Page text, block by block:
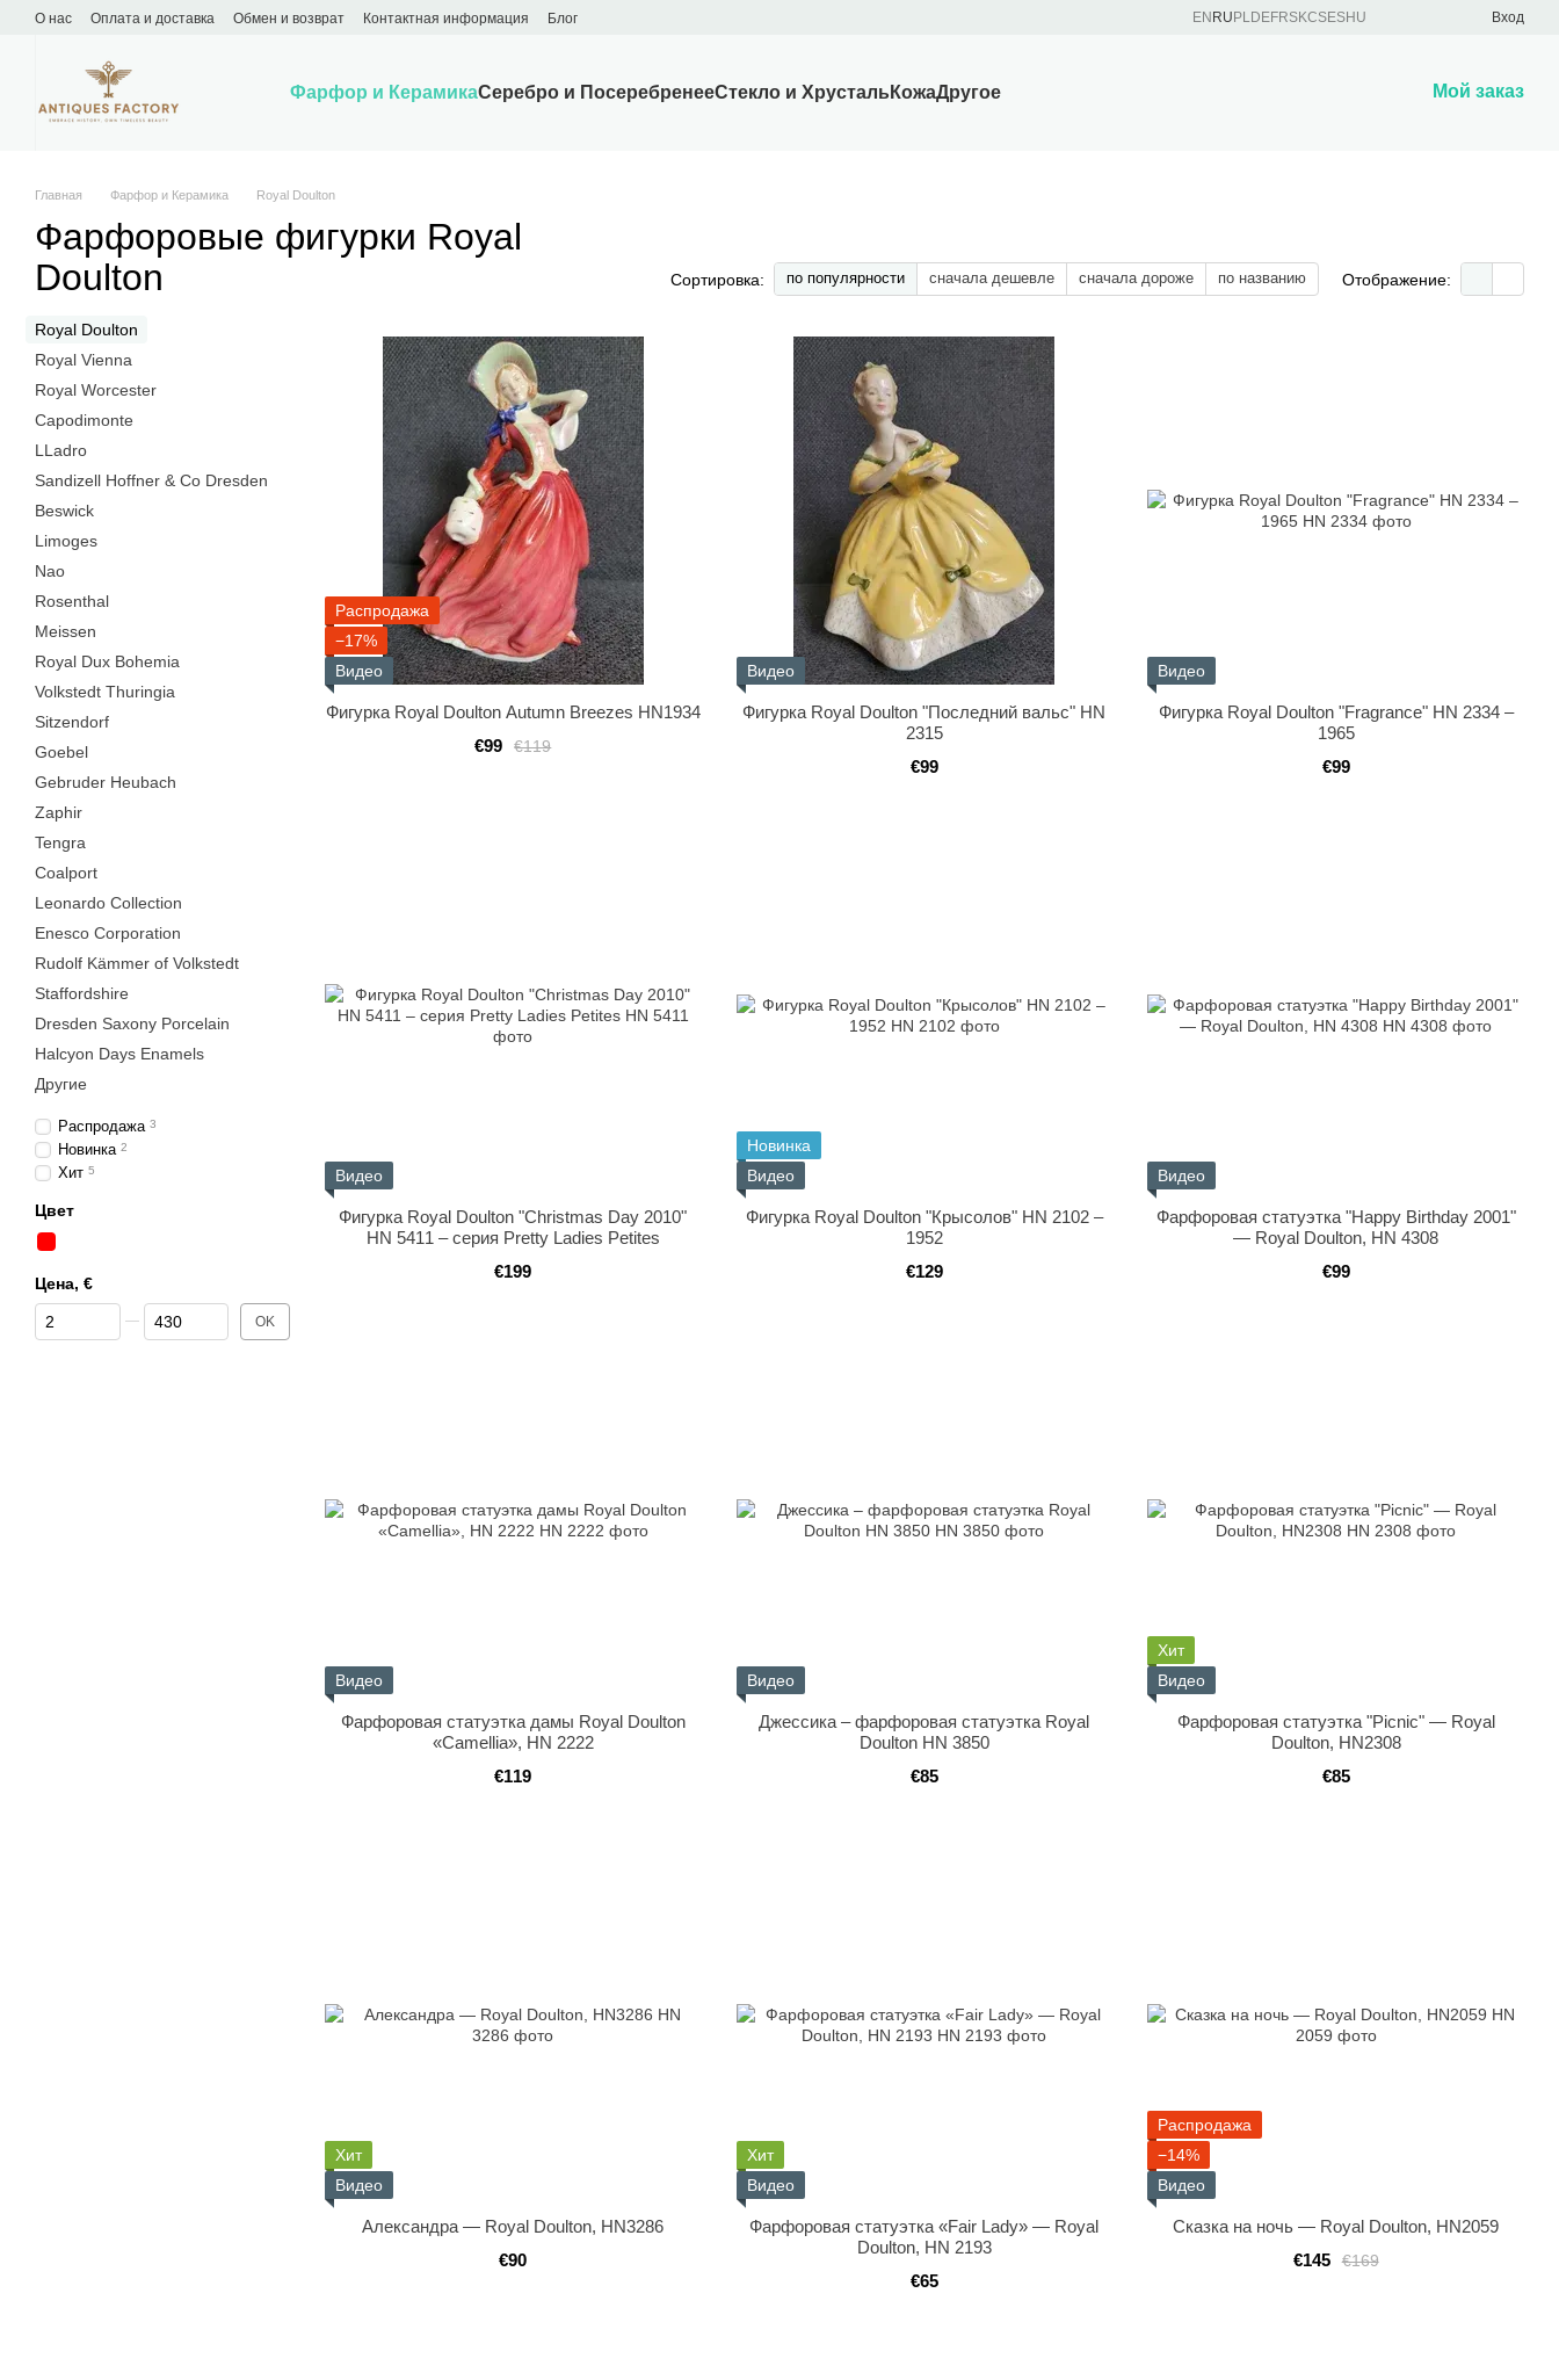
Перейти к основному контенту
О нас Оплата и доставка Обмен и возврат Контактная информация Блог EN RU PLDEFRSKCSESHU Вход
Фарфор и КерамикаСеребро и ПосеребренееСтекло и ХрустальКожаДругое Мой заказ
Главная Фарфор и Керамика Royal Doulton
Фарфоровые фигурки Royal
Doulton
Сортировка: по популярности сначала дешевле сначала дороже по названию Отображение:
Распродажа
−17%
Видео
Фигурка Royal Doulton Autumn Breezes HN1934
€119
€99
Видео
Фигурка Royal Doulton "Последний вальс" HN
2315
€99
Видео
Фигурка Royal Doulton "Fragrance" HN 2334 –
1965
€99
Видео
Фигурка Royal Doulton "Christmas Day 2010"
HN 5411 – серия Pretty Ladies Petites
€199
Новинка
Видео
Фигурка Royal Doulton "Крысолов" HN 2102 –
1952
€129
Видео
Фарфоровая статуэтка "Happy Birthday 2001"
— Royal Doulton, HN 4308
€99
Видео
Фарфоровая статуэтка дамы Royal Doulton
«Camellia», HN 2222
€119
Видео
Джессика – фарфоровая статуэтка Royal
Doulton HN 3850
€85
Хит
Видео
Фарфоровая статуэтка "Picnic" — Royal
Doulton, HN2308
€85
Хит
Видео
Александра — Royal Doulton, HN3286
€90
Хит
Видео
Фарфоровая статуэтка «Fair Lady» — Royal
Doulton, HN 2193
€65
Распродажа
−14%
Видео
Сказка на ночь — Royal Doulton, HN2059
€169
€145
Royal Doulton
Royal Vienna
Royal Worcester
Capodimonte
LLadro
Sandizell Hoffner & Co Dresden
Beswick
Limoges
Nao
Rosenthal
Meissen
Royal Dux Bohemia
Volkstedt Thuringia
Sitzendorf
Goebel
Gebruder Heubach
Zaphir
Tengra
Coalport
Leonardo Collection
Enesco Corporation
Rudolf Kämmer of Volkstedt
Staffordshire
Dresden Saxony Porcelain
Halcyon Days Enamels
Другие
Распродажа 3
Новинка 2
Хит 5
Цвет
Цена, €
От Цена, €
До Цена, € OK